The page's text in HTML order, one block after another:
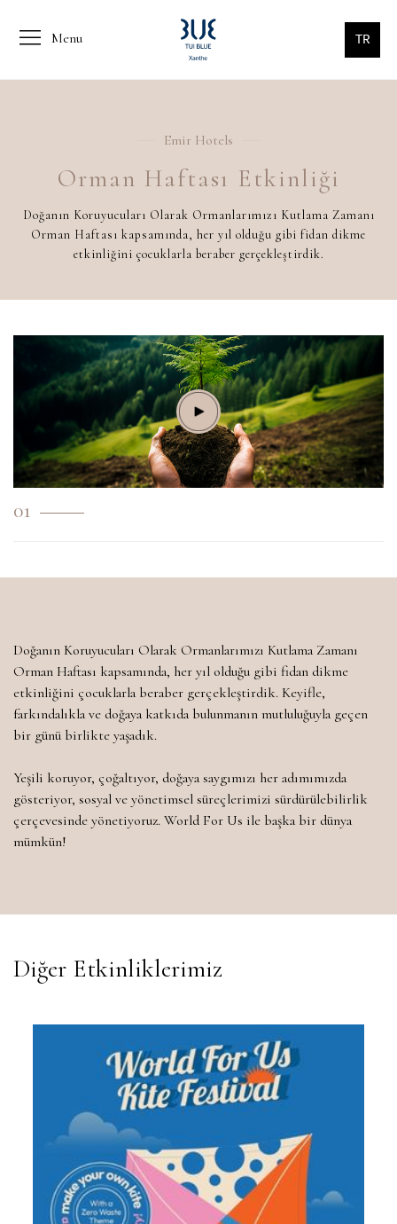
Menu TR
Emir Hotels
Orman Haftası Etkinliği
Doğanın Koruyucuları Olarak Ormanlarımızı Kutlama Zamanı
Orman Haftası kapsamında, her yıl olduğu gibi fidan dikme
etkinliğini çocuklarla beraber gerçekleştirdik.
01
Doğanın Koruyucuları Olarak Ormanlarımızı Kutlama Zamanı
Orman Haftası kapsamında, her yıl olduğu gibi fidan dikme
etkinliğini çocuklarla beraber gerçekleştirdik. Keyifle,
farkındalıkla ve doğaya katkıda bulunmanın mutluluğuyla geçen
bir günü birlikte yaşadık.
Yeşili koruyor, çoğaltıyor, doğaya saygımızı her adımımızda
gösteriyor, sosyal ve yönetimsel süreçlerimizi sürdürülebilirlik
çerçevesinde yönetiyoruz. World For Us ile başka bir dünya
mümkün!
Diğer Etkinliklerimiz